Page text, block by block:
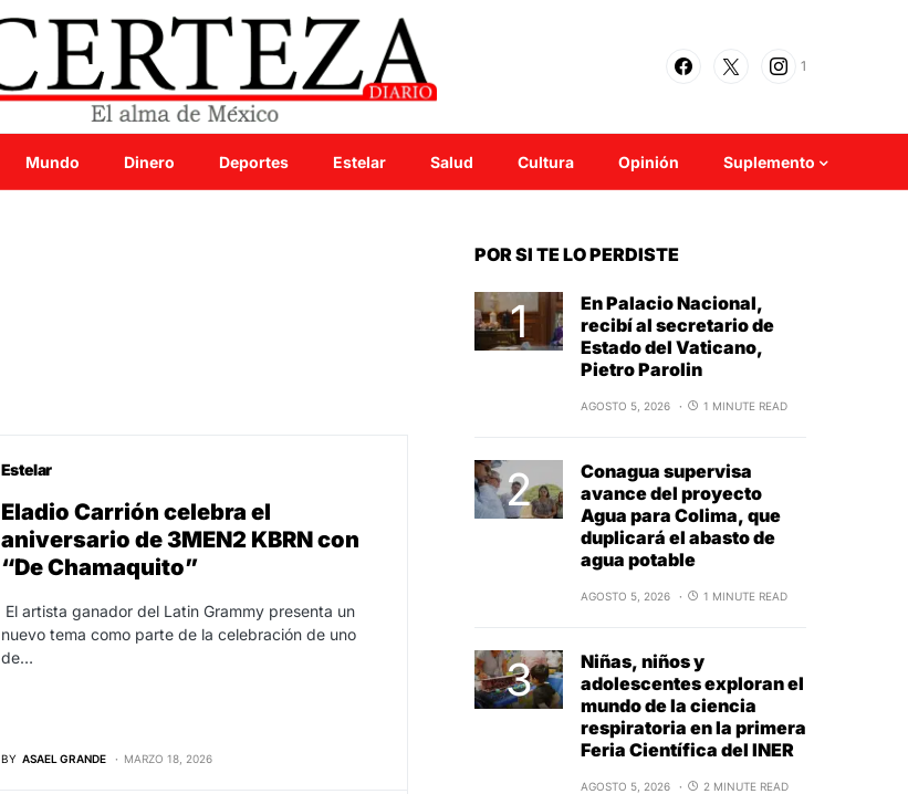
1
Mundo Dinero Deportes Estelar Salud Cultura Opinión Suplemento
Estelar
Eladio Carrión celebra el
aniversario de 3MEN2 KBRN con
“De Chamaquito”
El artista ganador del Latin Grammy presenta un
nuevo tema como parte de la celebración de uno
de…
BY ASAEL GRANDE MARZO 18, 2026
POR SI TE LO PERDISTE
En Palacio Nacional,
recibí al secretario de
Estado del Vaticano,
Pietro Parolin
AGOSTO 5, 2026 1 MINUTE READ
Conagua supervisa
avance del proyecto
Agua para Colima, que
duplicará el abasto de
agua potable
AGOSTO 5, 2026 1 MINUTE READ
Niñas, niños y
adolescentes exploran el
mundo de la ciencia
respiratoria en la primera
Feria Científica del INER
AGOSTO 5, 2026 2 MINUTE READ